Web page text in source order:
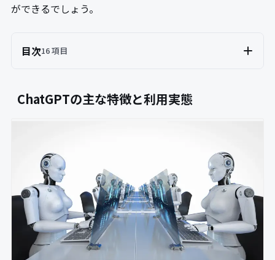
ができるでしょう。
目次16 項目
ChatGPTの主な特徴と利用実態